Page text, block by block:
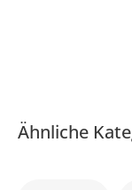
Ähnliche